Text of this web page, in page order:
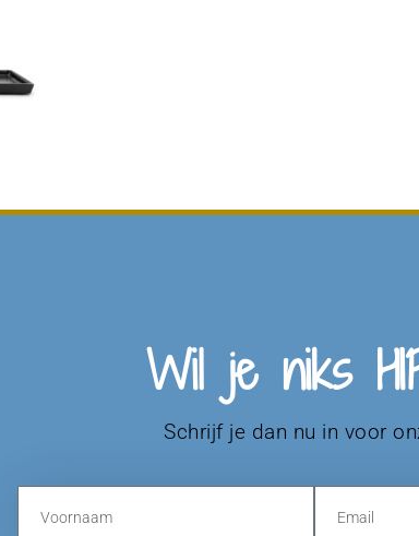
Wil je niks
Schrijf je dan nu in voor